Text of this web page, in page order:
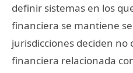
definir sistemas en los
financiera se mantiene
jurisdicciones deciden
financiera relacionada